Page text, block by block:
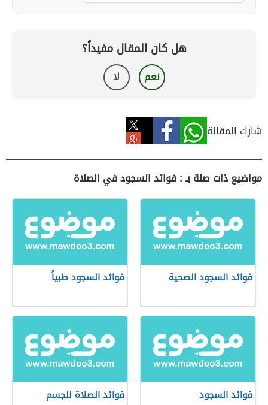
هل كان المقال مفيداً؟
نعم لا
شارك المقالة
مواضيع ذات صلة بـ : فوائد السجود في الصلاة
فوائد السجود الصحية فوائد السجود طبياً
فوائد السجود فوائد الصلاة للجسم